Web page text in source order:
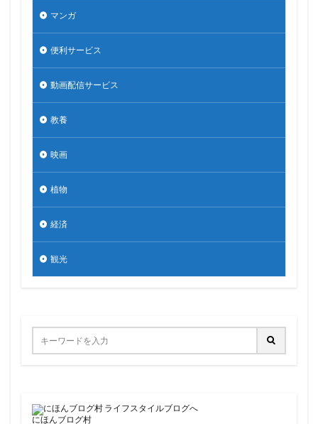
マンガ
便利サービス
動画配信サービス
教養
映画
植物
経済
観光
にほんブログ村